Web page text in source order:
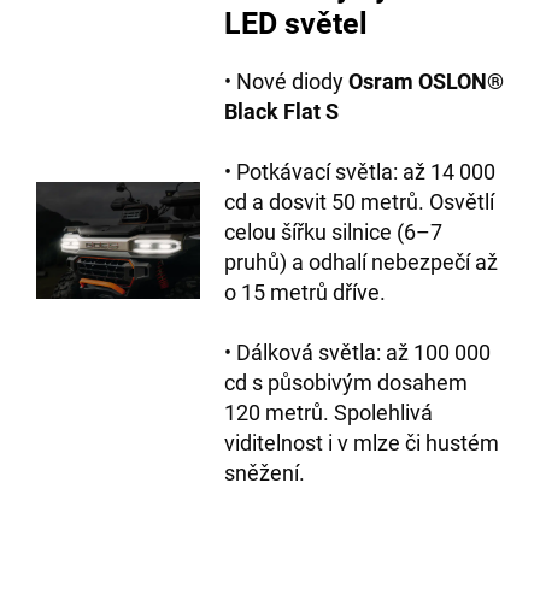
LED světel
• Nové diodyOsram OSLON®
Black Flat S
• Potkávací světla: až 14 000
cd a dosvit 50 metrů. Osvětlí
celou šířku silnice (6–7
pruhů) a odhalí nebezpečí až
o 15 metrů dříve.
• Dálková světla: až 100 000
cd s působivým dosahem
120 metrů. Spolehlivá
viditelnost i v mlze či hustém
sněžení.